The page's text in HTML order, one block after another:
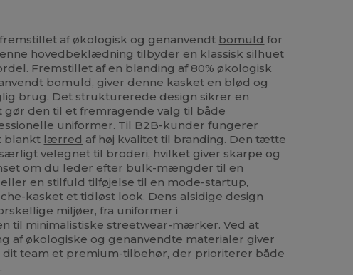
af økologisk og genanvendt bomuld for
hovedbeklædning tilbyder en klassisk silhuet
Fremstillet af en blanding af 80% økologisk
bomuld, giver denne kasket en blød og
brug. Det strukturerede design sikrer en
gør den til et fremragende valg til både
uniformer. Til B2B-kunder fungerer
blankt lærred af høj kvalitet til branding. Den tætte
velegnet til broderi, hvilket giver skarpe og
om du leder efter bulk-mængder til en
en stilfuld tilføjelse til en mode-startup,
kasket et tidløst look. Dens alsidige design
miljøer, fra uniformer i
til minimalistiske streetwear-mærker. Ved at
af økologiske og genanvendte materialer giver
team et premium-tilbehør, der prioriterer både